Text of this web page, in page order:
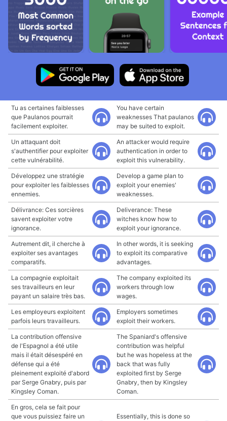
Tu as certaines faiblesses
que Paulanos pourrait
facilement exploiter.
You have certain
weaknesses That paulanos
may be suited to exploit.
Un attaquant doit
s'authentifier pour exploiter
cette vulnérabilité.
An attacker would require
authentication in order to
exploit this vulnerability.
Développez une stratégie
pour exploiter les faiblesses
ennemies.
Develop a game plan to
exploit your enemies'
weaknesses.
Délivrance: Ces sorcières
savent exploiter votre
ignorance.
Deliverance: These
witches know how to
exploit your ignorance.
Autrement dit, il cherche à
exploiter ses avantages
comparatifs.
In other words, it is seeking
to exploit its comparative
advantages.
La compagnie exploitait
ses travailleurs en leur
payant un salaire très bas.
The company exploited its
workers through low
wages.
Les employeurs exploitent
parfois leurs travailleurs.
Employers sometimes
exploit their workers.
La contribution offensive
de l'Espagnol a été utile
mais il était désespéré en
défense qui a été
pleinement exploité d'abord
par Serge Gnabry, puis par
Kingsley Coman.
The Spaniard's offensive
contribution was helpful
but he was hopeless at the
back that was fully
exploited first by Serge
Gnabry, then by Kingsley
Coman.
En gros, cela se fait pour
que vous puissiez faire un
Essentially, this is done so